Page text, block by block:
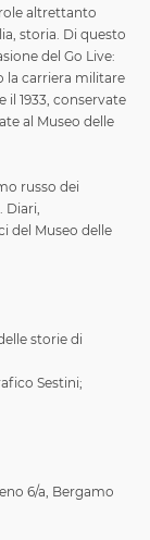
altrettanto
storia. Di questo
del Go Live:
la carriera militare
il 1933, conservate
al Museo delle
russo dei
Diari,
del Museo delle
storie di
Sestini;
6/a, Bergamo